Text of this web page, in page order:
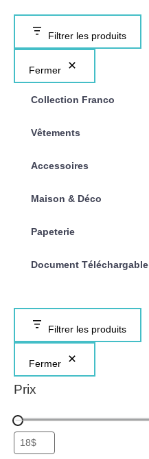
Filtrer les produits
Fermer
Collection Franco
Vêtements
Accessoires
Maison & Déco
Papeterie
Document Téléchargable
Filtrer les produits
Fermer
Prix